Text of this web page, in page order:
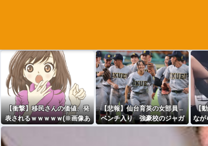
【衝撃】移民さんの価値、発
表されるｗｗｗｗｗ(※画像あ
り)
【悲報】仙台育英の女部員←
ベンチ入り 強豪校のジャガ
イモダンサー←ベンチ外
【
なが